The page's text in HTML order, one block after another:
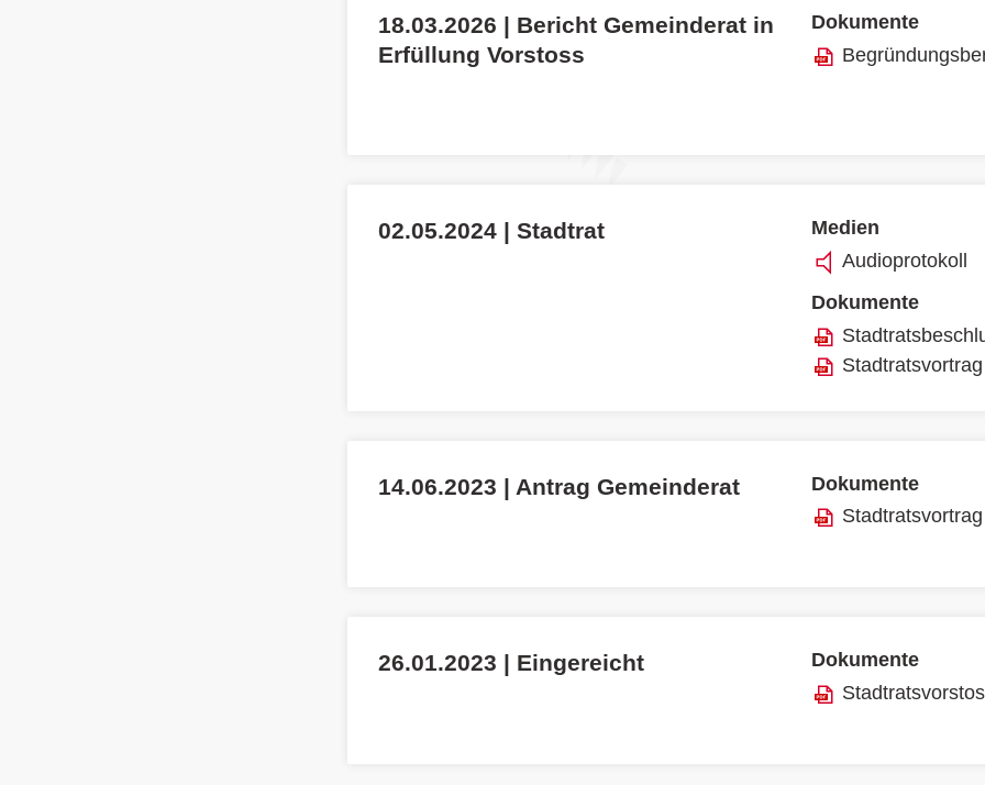
18.03.2026 | Bericht Gemeinderat in
Erfüllung Vorstoss
Dokumente
02.05.2024 | Stadtrat
Medien
Audioprotokoll
Dokumente
Stadtratsvortrag
14.06.2023 | Antrag Gemeinderat
Dokumente
Stadtratsvortrag
26.01.2023 | Eingereicht
Dokumente